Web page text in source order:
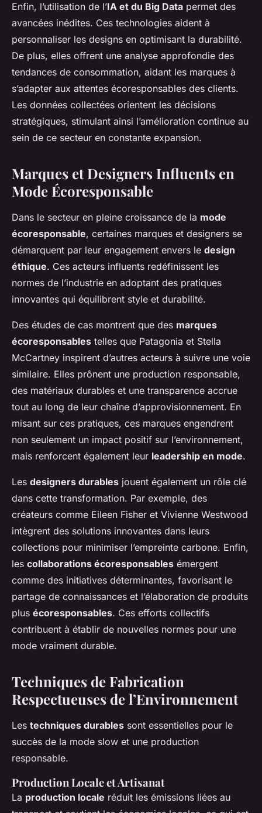
Enfin, l’utilisation de l’IA et du Big Data permet des
avancées inédites. Ces technologies aident à
personnaliser les designs en optimisant la durabilité.
De plus, elles offrent une analyse approfondie des
tendances de consommation, aidant les marques à
s’adapter aux attentes écoresponsables des clients.
Les données collectées orientent les décisions
stratégiques, stimulant ainsi l’amélioration continue au
sein de ce secteur en constante expansion.
Marques et Designers Influents en
Mode Écoresponsable
Dans le secteur en pleine croissance de la mode
écoresponsable, certaines marques et designers se
démarquent par leur engagement envers le design
éthique. Ces acteurs influents redéfinissent les
normes de l’industrie en adoptant des pratiques
innovantes qui équilibrent style et durabilité.
Des études de cas montrent que des marques
écoresponsables telles que Patagonia et Stella
McCartney inspirent d’autres acteurs à suivre une voie
similaire. Elles prônent une production responsable,
des matériaux durables et une transparence accrue
tout au long de leur chaîne d’approvisionnement. En
misant sur ces pratiques, ces marques engendrent
non seulement un impact positif sur l’environnement,
mais renforcent également leur leadership en mode.
Les designers durables jouent également un rôle clé
dans cette transformation. Par exemple, des
créateurs comme Eileen Fisher et Vivienne Westwood
intègrent des solutions innovantes dans leurs
collections pour minimiser l’empreinte carbone. Enfin,
les collaborations écoresponsables émergent
comme des initiatives déterminantes, favorisant le
partage de connaissances et l’élaboration de produits
plus écoresponsables. Ces efforts collectifs
contribuent à établir de nouvelles normes pour une
mode vraiment durable.
Techniques de Fabrication
Respectueuses de l’Environnement
Les techniques durables sont essentielles pour le
succès de la mode slow et une production
responsable.
Production Locale et Artisanat
La production locale réduit les émissions liées au